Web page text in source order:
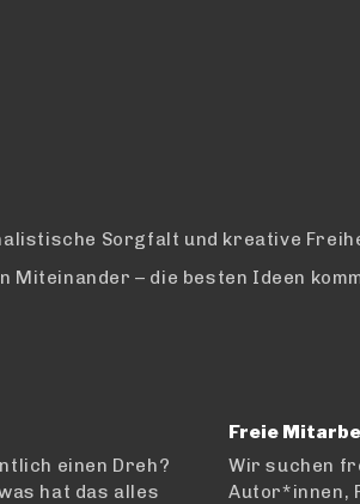
Sorgfalt und kreative
– die besten Ideen
einen Dreh?
hat das alles
Freie
Wir suchen
Autor*innen,